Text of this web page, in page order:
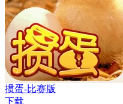
掼蛋-比赛版
下载